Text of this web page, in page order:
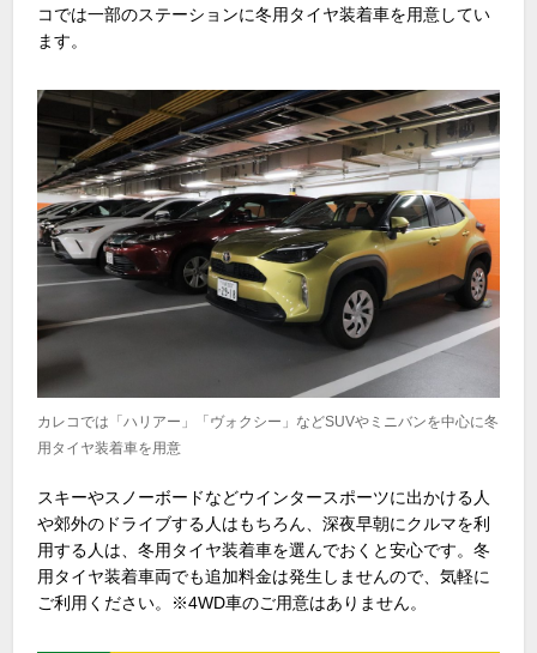
コでは一部のステーションに冬用タイヤ装着車を用意してい
ます。
カレコでは「ハリアー」「ヴォクシー」などSUVやミニバンを中心に冬
用タイヤ装着車を用意
スキーやスノーボードなどウインタースポーツに出かける人
や郊外のドライブする人はもちろん、深夜早朝にクルマを利
用する人は、冬用タイヤ装着車を選んでおくと安心です。冬
用タイヤ装着車両でも追加料金は発生しませんので、気軽に
ご利用ください。※4WD車のご用意はありません。